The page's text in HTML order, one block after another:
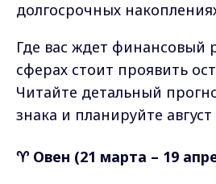
долгосрочных
Где вас ждет финансовый
сферах стоит проявить
Читайте детальный
знака и планируйте
♈ Овен (21 марта – 19